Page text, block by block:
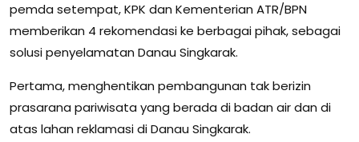
pemda setempat, KPK dan Kementerian ATR/BPN
memberikan 4 rekomendasi ke berbagai pihak, sebagai
solusi penyelamatan Danau Singkarak.
Pertama, menghentikan pembangunan tak berizin
prasarana pariwisata yang berada di badan air dan di
atas lahan reklamasi di Danau Singkarak.